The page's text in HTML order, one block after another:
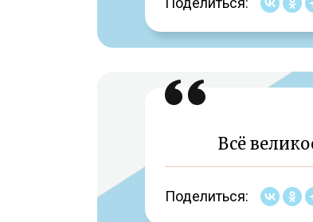
Всё
Поделиться: